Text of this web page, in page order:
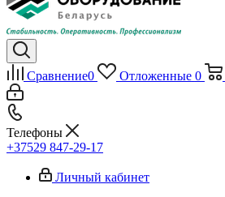
Сравнение0 Отложенные 0
Телефоны
+37529 847-29-17‬
Личный кабинет